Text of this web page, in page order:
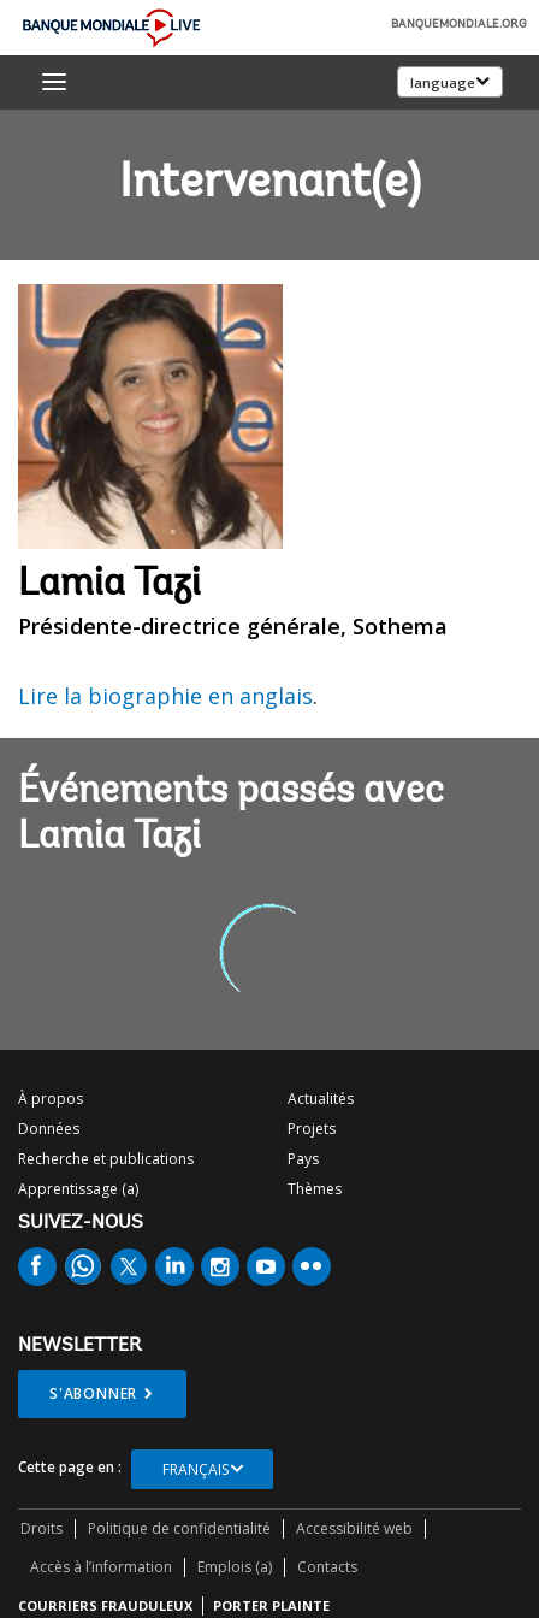
Skip
Main
Banque
mondiale
BANQUEMONDIALE.ORG
language
Intervenant(e)
Lamia Tazi
Présidente-directrice générale, Sothema
Lire la biographie en anglais.
Événements passés avec
Lamia Tazi
À propos
Données
Recherche et publications
Apprentissage (a)
Actualités
Projets
Pays
Thèmes
SUIVEZ-NOUS
NEWSLETTER
S'ABONNER
Cette page en : FRANÇAIS
Droits Politique de confidentialité
Accessibilité web
Accès à l’information
Emplois (a) Contacts
COURRIERS FRAUDULEUX PORTER PLAINTE